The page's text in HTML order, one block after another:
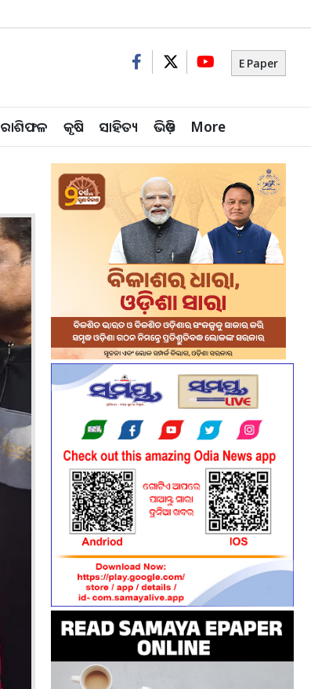
E Paper
ରାଶିଫଳ କୃଷି ସାହିତ୍ୟ ଭିଡ଼ିଓ More